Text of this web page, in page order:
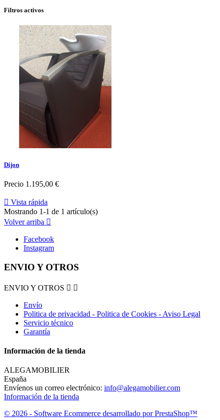
Filtros activos
Dijon
Precio 1.195,00 €
 Vista rápida
Mostrando 1-1 de 1 artículo(s)
Volver arriba 
Facebook
Instagram
ENVIO Y OTROS
ENVIO Y OTROS  
Envío
Politica de privacidad - Politica de Cookies - Aviso Legal
Servicio técnico
Garantía
Información de la tienda
ALEGAMOBILIER
España
Envíenos un correo electrónico: info@alegamobilier.com
Información de la tienda
© 2026 - Software Ecommerce desarrollado por PrestaShop™